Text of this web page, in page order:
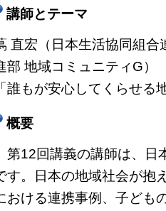
講師とテーマ
直宏（日本生活協同組合
部 地域コミュニティG）
「誰もが安心してくらせる
概要
第12回講義の講師は、日
す。日本の地域社会が抱
おける連携事例、子ども